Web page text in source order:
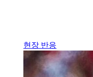
현장 반응